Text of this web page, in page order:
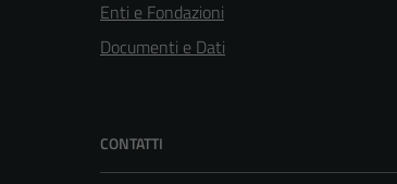
Enti e Fondazioni
Documenti e Dati
CONTATTI